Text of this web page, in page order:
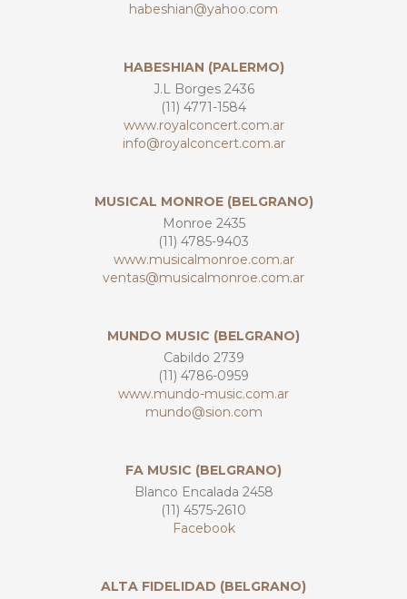
habeshian@yahoo.com
HABESHIAN (PALERMO)
J.L Borges 2436
(11) 4771-1584
www.royalconcert.com.ar
info@royalconcert.com.ar
MUSICAL MONROE (BELGRANO)
Monroe 2435
(11) 4785-9403
www.musicalmonroe.com.ar
ventas@musicalmonroe.com.ar
MUNDO MUSIC (BELGRANO)
Cabildo 2739
(11) 4786-0959
www.mundo-music.com.ar
mundo@sion.com
FA MUSIC (BELGRANO)
Blanco Encalada 2458
(11) 4575-2610
Facebook
ALTA FIDELIDAD (BELGRANO)